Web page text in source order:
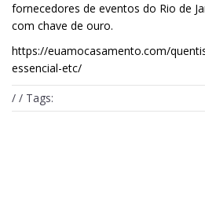
fornecedores de eventos do Rio de
com chave de ouro.
https://euamocasamento.com/
essencial-etc/
/ / Tags: